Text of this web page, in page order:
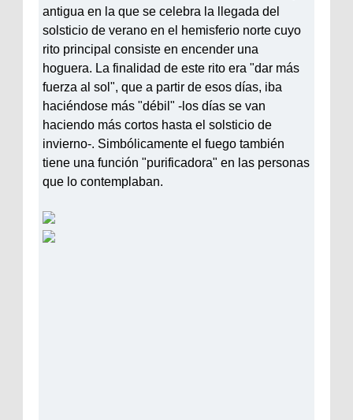
antigua en la que se celebra la llegada del
solsticio de verano en el hemisferio norte cuyo
rito principal consiste en encender una
hoguera. La finalidad de este rito era "dar más
fuerza al sol", que a partir de esos días, iba
haciéndose más "débil" -los días se van
haciendo más cortos hasta el solsticio de
invierno-. Simbólicamente el fuego también
tiene una función "purificadora" en las personas
que lo contemplaban.